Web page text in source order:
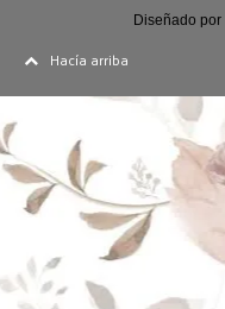
Diseñado por
Hacía arriba